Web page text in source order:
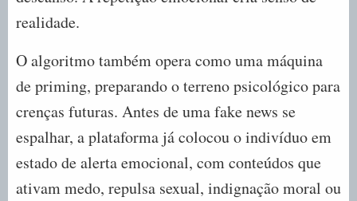
realidade.
O algoritmo também opera como uma máquina
de priming, preparando o terreno psicológico para
crenças futuras. Antes de uma fake news se
espalhar, a plataforma já colocou o indivíduo em
estado de alerta emocional, com conteúdos que
ativam medo, repulsa sexual, indignação moral ou